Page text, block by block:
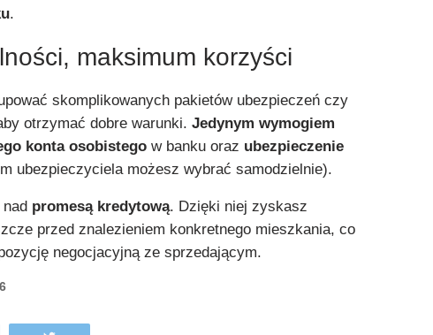
.
maksimum korzyści
skomplikowanych pakietów ubezpieczeń czy
otrzymać dobre warunki.Jedynym wymogiem
konta osobistego w banku oraz ubezpieczenie
ubezpieczyciela możesz wybrać samodzielnie).
promesą kredytową. Dzięki niej zyskasz
przed znalezieniem konkretnego mieszkania, co
negocjacyjną ze sprzedającym.